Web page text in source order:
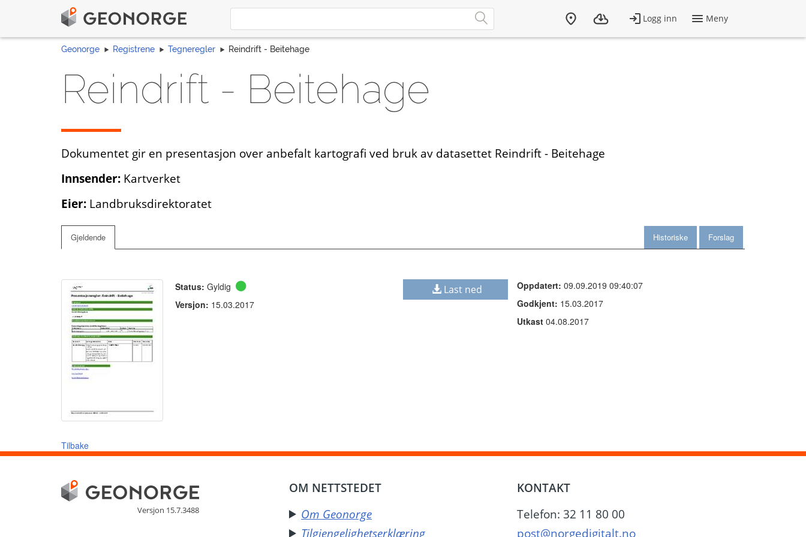
Geonorge Registrene Tegneregler Reindrift - Beitehage
Reindrift - Beitehage
Dokumentet gir en presentasjon over anbefalt kartografi ved bruk av datasettet Reindrift - Beitehage
Innsender: Kartverket
Eier: Landbruksdirektoratet
Gjeldende Forslag
Historiske
Status: Gyldig
Versjon: 15.03.2017
Last ned Oppdatert: 09.09.2019 09:40:07
Godkjent: 15.03.2017
Utkast 04.08.2017
Tilbake